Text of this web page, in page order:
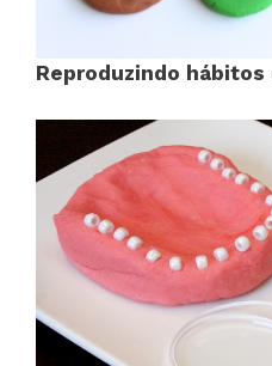
Reproduzindo hábitos